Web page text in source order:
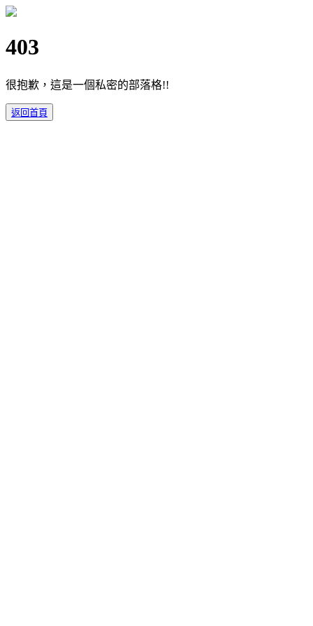
403
很抱歉，這是一個私密的部落格!!
返回首頁